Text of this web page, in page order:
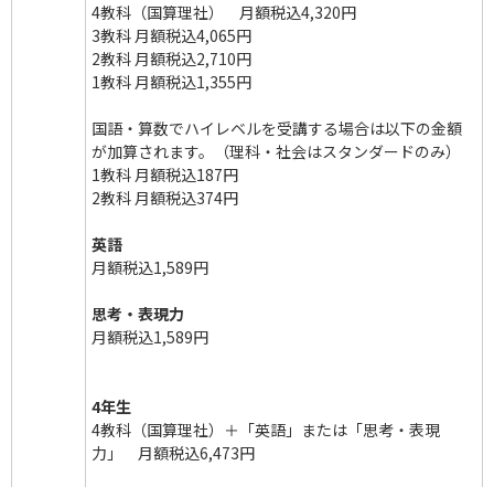
4教科（国算理社） 月額税込4,320円
3教科 月額税込4,065円
2教科 月額税込2,710円
1教科 月額税込1,355円
国語・算数でハイレベルを受講する場合は以下の金額
が加算されます。（理科・社会はスタンダードのみ）
1教科 月額税込187円
2教科 月額税込374円
英語
月額税込1,589円
思考・表現力
月額税込1,589円
4年生
4教科（国算理社）＋「英語」または「思考・表現
力」 月額税込6,473円